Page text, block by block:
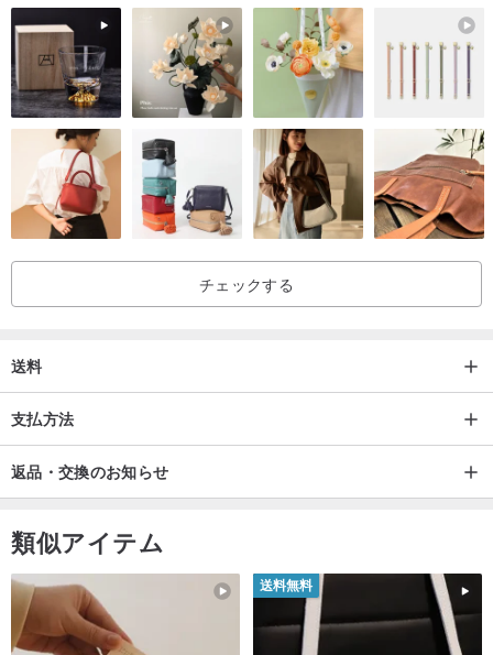
チェックする
送料
支払方法
返品・交換のお知らせ
類似アイテム
送料無料